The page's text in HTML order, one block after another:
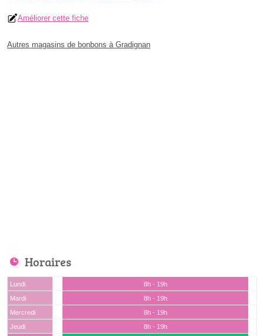
Améliorer cette fiche
Autres magasins de bonbons à Gradignan
Horaires
Lundi
8h - 19h
Mardi
8h - 19h
Mercredi
8h - 19h
Jeudi
8h - 19h